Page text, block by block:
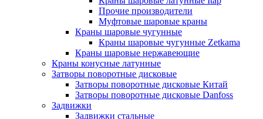
Прочие производители
Муфтовые шаровые краны
Краны шаровые чугунные
Краны шаровые чугунные Zetkama
Краны шаровые нержавеющие
Краны конусные латунные
Затворы поворотные дисковые
Затворы поворотные дисковые Китай
Затворы поворотные дисковые Danfoss
Задвижки
Задвижки стальные